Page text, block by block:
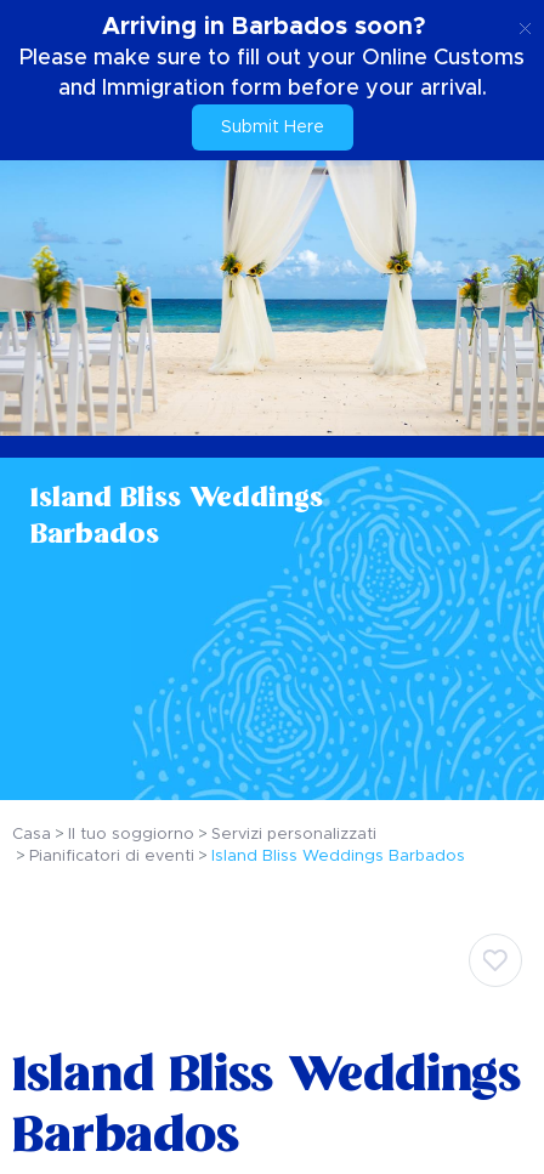
Arriving in Barbados soon?
Please make sure to fill out your Online Customs
and Immigration form before your arrival.
Submit Here
Island Bliss Weddings
Barbados
Casa Il tuo soggiorno
Servizi personalizzati
Pianificatori di eventi
Island Bliss Weddings Barbados
Island Bliss Weddings
Barbados